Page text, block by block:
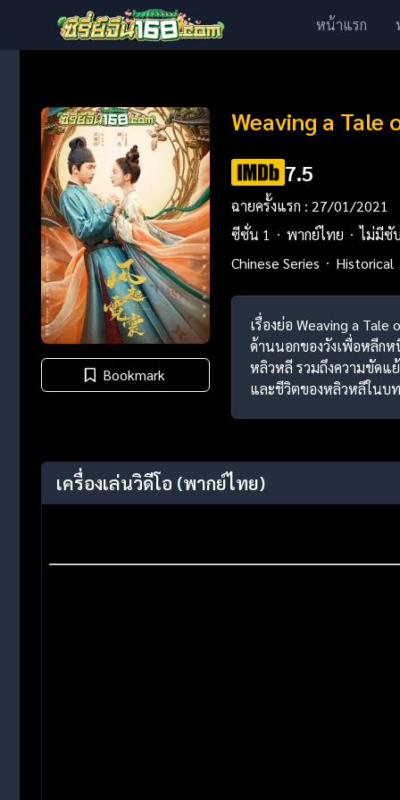
หน้าแรก
Bookmark
Weaving a
7.5
ฉายครั้งแรก : 27/01/2021
ซีซั่น 1
พากย์ไทย
ไม่มีซั
Chinese Series
Historical
เรื่องย่อ Weaving a
ด้านนอกของวังเพื่อหลีกห
หลิวหลี รวมถึงความขัดแ
และชีวิตของหลิวหลีในบ
เครื่องเล่นวิดีโอ (พากย์ไทย)